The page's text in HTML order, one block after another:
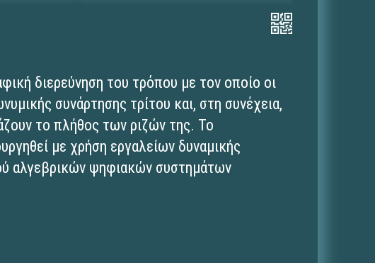
διερεύνηση του τρόπου με τον οποίο οι
συνάρτησης τρίτου και, στη συνέχεια,
το πλήθος των ριζών της. Το
με χρήση εργαλείων δυναμικής
αλγεβρικών ψηφιακών συστημάτων